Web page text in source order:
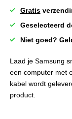
Gratis
Geselecteerd
Niet goed?
Laad je Samsung
een computer met
kabel wordt
product.